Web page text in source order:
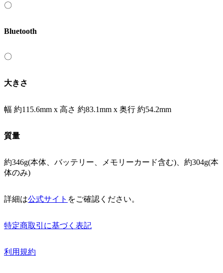
〇
Bluetooth
〇
大きさ
幅 約115.6mm x 高さ 約83.1mm x 奥行 約54.2mm
質量
約346g(本体、バッテリー、メモリーカード含む)、約304g(本
体のみ)
詳細は公式サイト をご確認ください。
特定商取引に基づく表記
利用規約